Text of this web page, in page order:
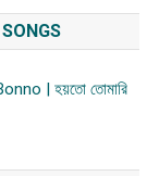
| হয়তো তোমারি